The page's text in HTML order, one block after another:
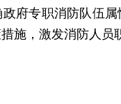
府专职消防队伍
施，激发消防人员